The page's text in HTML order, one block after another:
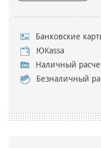
Банковские
ЮKassa
Наличный
Безналичный